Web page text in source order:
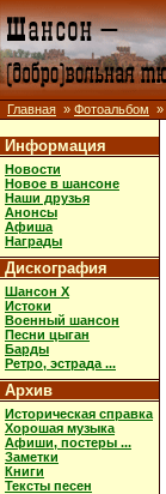
Главная » Фотоальбом »
Информация
Новости
Новое в шансоне
Наши друзья
Анонсы
Афиша
Награды
Дискография
Шансон X
Истоки
Военный шансон
Песни цыган
Барды
Ретро, эстрада ...
Архив
Историческая справка
Хорошая музыка
Афиши, постеры ...
Заметки
Книги
Тексты песен